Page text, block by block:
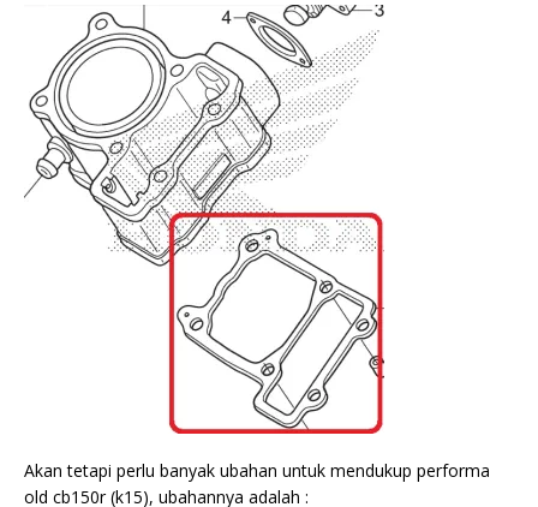
Akan tetapi perlu banyak ubahan untuk mendukup performa
old cb150r (k15), ubahannya adalah :